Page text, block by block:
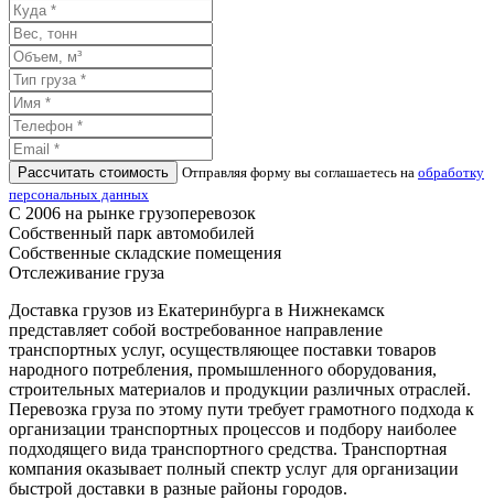
Рассчитать стоимость Отправляя форму вы соглашаетесь на обработку
персональных данных
С 2006 на рынке грузоперевозок
Собственный парк автомобилей
Собственные складские помещения
Отслеживание груза
Доставка грузов из Екатеринбурга в Нижнекамск
представляет собой востребованное направление
транспортных услуг, осуществляющее поставки товаров
народного потребления, промышленного оборудования,
строительных материалов и продукции различных отраслей.
Перевозка груза по этому пути требует грамотного подхода к
организации транспортных процессов и подбору наиболее
подходящего вида транспортного средства. Транспортная
компания оказывает полный спектр услуг для организации
быстрой доставки в разные районы городов.